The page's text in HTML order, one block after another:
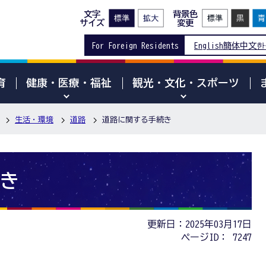
文字
サイズ
背景色
変更
For Foreign Residents English簡体中文
健康・医療・福祉 観光・文化・スポーツ
生活・環境 道路 道路に関する手続き
更新日：2025年03月17日
ページID：
7247